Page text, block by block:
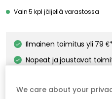
Vain 5 kpl jäljellä varastossa
Ilmainen toimitus yli 79 €*
Nopeat ja joustavat
We care about your